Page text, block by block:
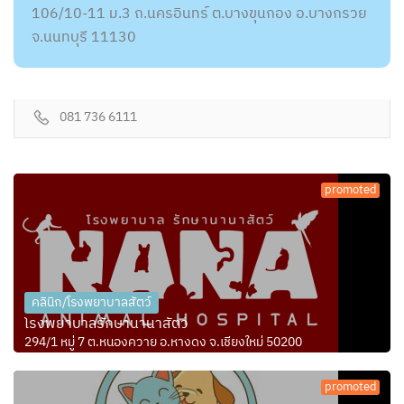
106/10-11 ม.3 ถ.นครอินทร์ ต.บางขุนกอง อ.บางกรวย
จ.นนทบุรี 11130
081 736 6111
promoted
คลินิก/โรงพยาบาลสัตว์
โรงพยาบาลรักษานานาสัตว์
294/1 หมู่ 7 ต.หนองควาย อ.หางดง จ.เชียงใหม่ 50200
promoted